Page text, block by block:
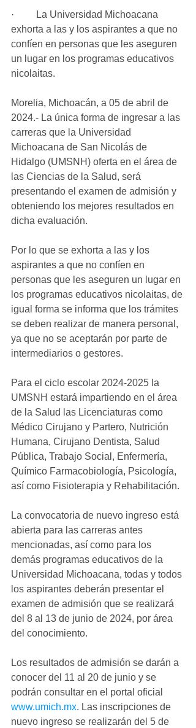
·         La Universidad Michoacana
exhorta a las y los aspirantes a que no
confíen en personas que les aseguren
un lugar en los programas educativos
nicolaitas.
Morelia, Michoacán, a 05 de abril de
2024.- La única forma de ingresar a las
carreras que la Universidad
Michoacana de San Nicolás de
Hidalgo (UMSNH) oferta en el área de
las Ciencias de la Salud, será
presentando el examen de admisión y
obteniendo los mejores resultados en
dicha evaluación.
Por lo que se exhorta a las y los
aspirantes a que no confíen en
personas que les aseguren un lugar en
los programas educativos nicolaitas, de
igual forma se informa que los trámites
se deben realizar de manera personal,
ya que no se aceptarán por parte de
intermediarios o gestores.
Para el ciclo escolar 2024-2025 la
UMSNH estará impartiendo en el área
de la Salud las Licenciaturas como
Médico Cirujano y Partero, Nutrición
Humana, Cirujano Dentista, Salud
Pública, Trabajo Social, Enfermería,
Químico Farmacobiología, Psicología,
así como Fisioterapia y Rehabilitación.
La convocatoria de nuevo ingreso está
abierta para las carreras antes
mencionadas, así como para los
demás programas educativos de la
Universidad Michoacana, todas y todos
los aspirantes deberán presentar el
examen de admisión que se realizará
del 8 al 13 de junio de 2024, por área
del conocimiento.
Los resultados de admisión se darán a
conocer del 11 al 20 de junio y se
podrán consultar en el portal oficial
www.umich.mx. Las inscripciones de
nuevo ingreso se realizarán del 5 de